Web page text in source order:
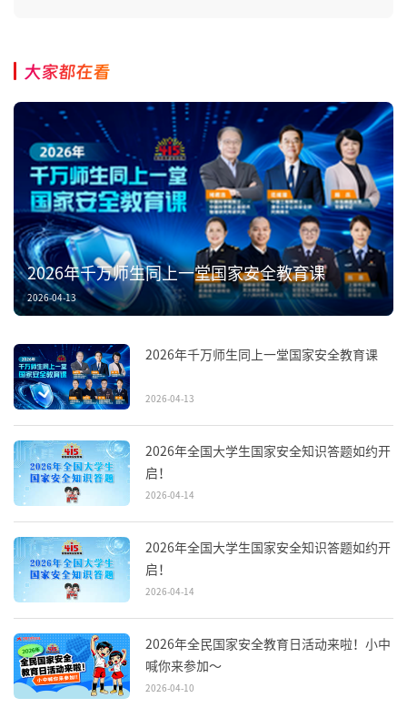
大家都在看
2026年千万师生同上一堂国家安全教育课
2026-04-13
2026年千万师生同上一堂国家安全教育课
2026-04-13
2026年全国大学生国家安全知识答题如约开
启！
2026-04-14
2026年全国大学生国家安全知识答题如约开
启！
2026-04-14
2026年全民国家安全教育日活动来啦！小中
喊你来参加～
2026-04-10